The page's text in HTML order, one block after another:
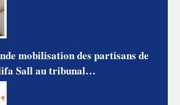
mobilisation des partisans de
Sall au tribunal…